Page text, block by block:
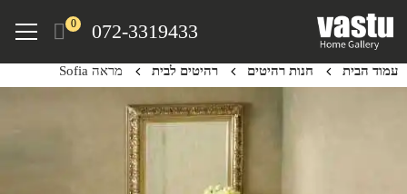
content
072-3319433
0
Menu
עמוד הבית חנות רהיטים רהיטים לבית מראה Sofia